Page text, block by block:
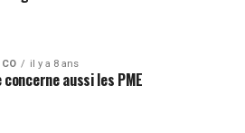
il y a 8 ans
concerne aussi les PME